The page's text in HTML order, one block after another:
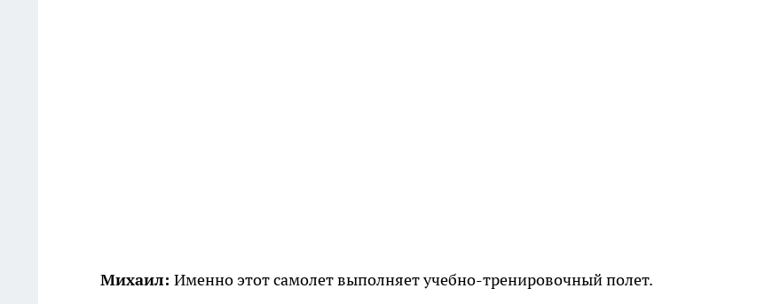
Михаил: Именно этот самолет выполняет учебно-тренировочный полет.